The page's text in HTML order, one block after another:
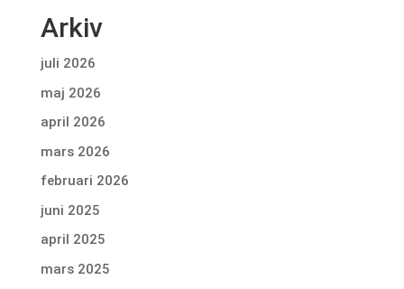
Arkiv
juli 2026
maj 2026
april 2026
mars 2026
februari 2026
juni 2025
april 2025
mars 2025